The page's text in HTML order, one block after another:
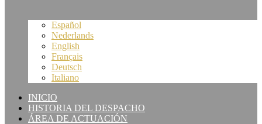
Español
Nederlands
English
Français
Deutsch
Italiano
INICIO
HISTORIA DEL DESPACHO
ÁREA DE ACTUACIÓN